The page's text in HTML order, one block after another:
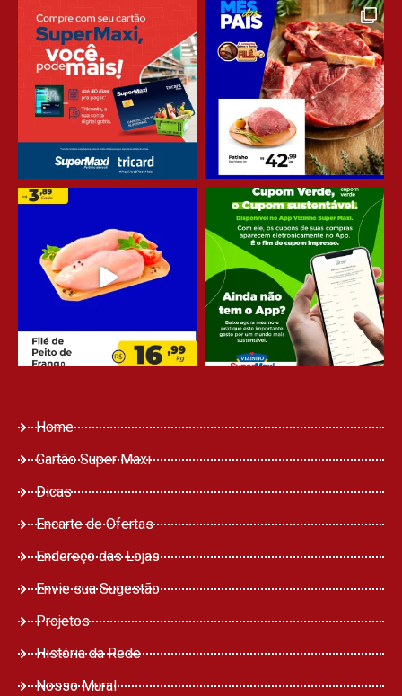
Home
Cartão Super Maxi
Dicas
Encarte de Ofertas
Endereço das Lojas
Envie sua Sugestão
Projetos
História da Rede
Nosso Mural